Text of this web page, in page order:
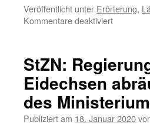
Veröffentlicht unter Erörterung,
Kommentare deaktiviert
StZN:
Eidechsen
des
Publiziert am 18. Januar 2020